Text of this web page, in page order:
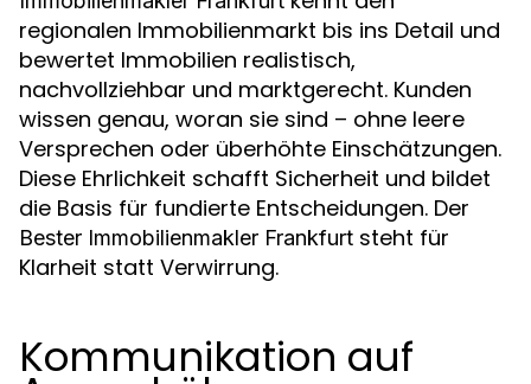
regionalen Immobilienmarkt bis ins Detail und
bewertet Immobilien realistisch,
nachvollziehbar und marktgerecht. Kunden
wissen genau, woran sie sind – ohne leere
Versprechen oder überhöhte Einschätzungen.
Diese Ehrlichkeit schafft Sicherheit und bildet
die Basis für fundierte Entscheidungen. Der
Bester Immobilienmakler Frankfurt steht für
Klarheit statt Verwirrung.
Kommunikation auf